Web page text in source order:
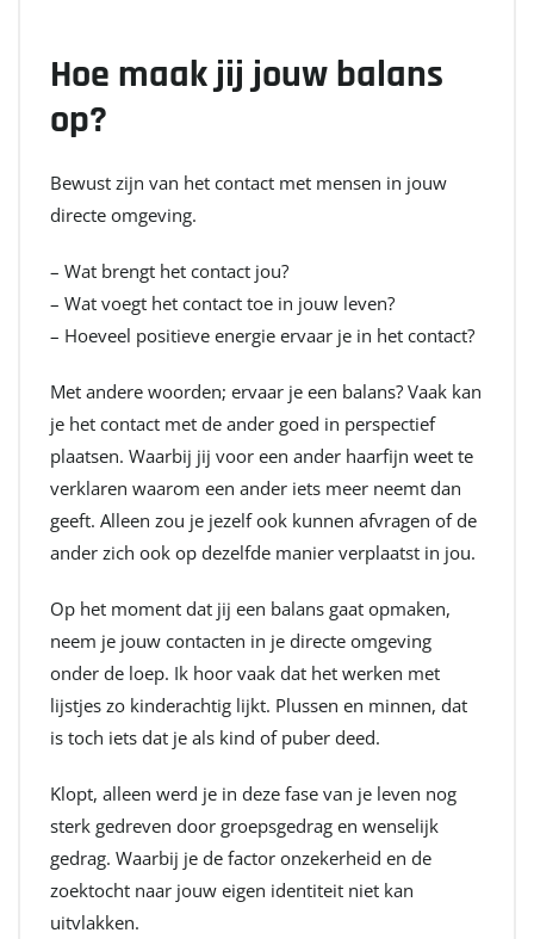
Hoe maak jij jouw balans
op?
Bewust zijn van het contact met mensen in jouw
directe omgeving.
– Wat brengt het contact jou?
– Wat voegt het contact toe in jouw leven?
– Hoeveel positieve energie ervaar je in het contact?
Met andere woorden; ervaar je een balans? Vaak kan
je het contact met de ander goed in perspectief
plaatsen. Waarbij jij voor een ander haarfijn weet te
verklaren waarom een ander iets meer neemt dan
geeft. Alleen zou je jezelf ook kunnen afvragen of de
ander zich ook op dezelfde manier verplaatst in jou.
Op het moment dat jij een balans gaat opmaken,
neem je jouw contacten in je directe omgeving
onder de loep. Ik hoor vaak dat het werken met
lijstjes zo kinderachtig lijkt. Plussen en minnen, dat
is toch iets dat je als kind of puber deed.
Klopt, alleen werd je in deze fase van je leven nog
sterk gedreven door groepsgedrag en wenselijk
gedrag. Waarbij je de factor onzekerheid en de
zoektocht naar jouw eigen identiteit niet kan
uitvlakken.